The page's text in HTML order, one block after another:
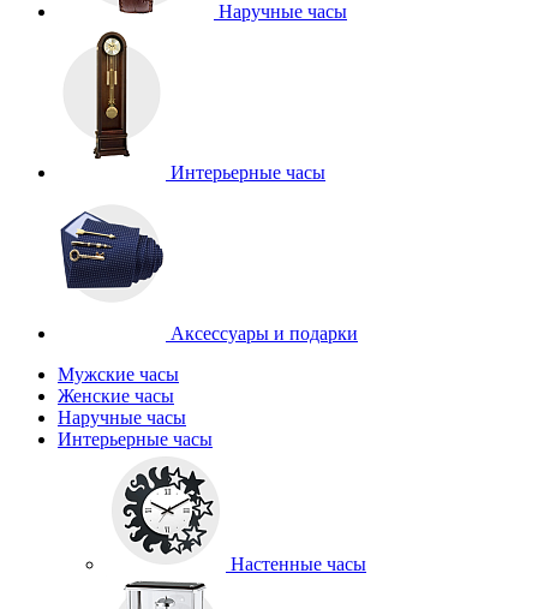
Наручные часы
Интерьерные часы
Аксессуары и подарки
Мужские часы
Женские часы
Наручные часы
Интерьерные часы
Настенные часы